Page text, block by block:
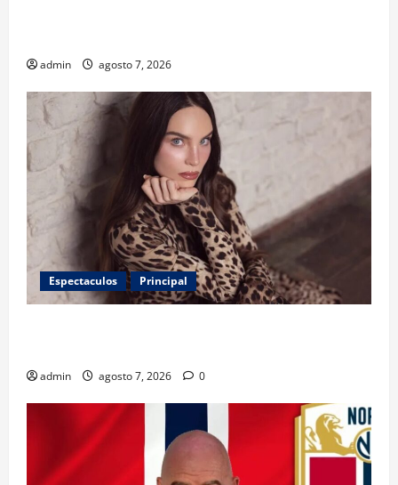
admin agosto 7, 2026
Espectaculos Principal
admin agosto 7, 2026 0